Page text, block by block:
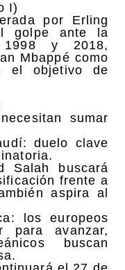
I)
por Erling
golpe ante la
1998 y 2018,
Mbappé como
el objetivo de
sumar
duelo clave
Salah buscará
frente a
aspira al
los europeos
para avanzar,
buscan